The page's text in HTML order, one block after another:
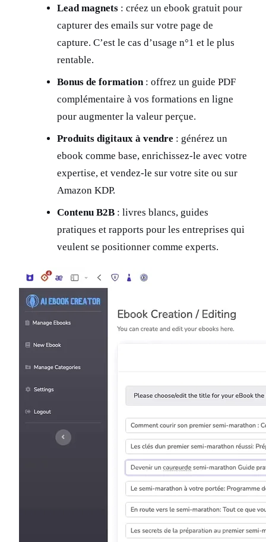
Lead magnets : créez un ebook gratuit pour
capturer des emails sur votre page de
capture. C’est le cas d’usage n°1 et le plus
rentable.
Bonus de formation: offrez un guide PDF
complémentaire à vos formations en ligne
pour augmenter la valeur perçue.
Produits digitaux à vendre : générez un
ebook comme base, enrichissez-le avec votre
expertise, et vendez-le sur votre site ou sur
Amazon KDP.
Contenu B2B : livres blancs, guides
pratiques et rapports pour les entreprises qui
veulent se positionner comme experts.